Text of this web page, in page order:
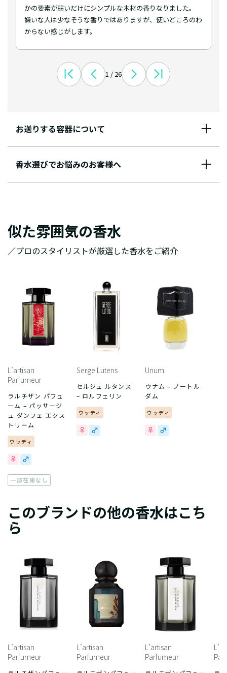
かの要素が弱いだけにシンプルな木材の香りなりました。
嫌いな人は少なそうな香りではありますが、使いどころのわ
からない感じがします。
1 / 26
お送りする容器について
香水選びでお悩みのお客様へ
似た雰囲気の香水
／プロのスタイリストが厳選した香水をご紹介
L’artisan
Parfumeur
ラルチザン パフュ
ーム – パッサージ
ュ ダンフェ エクス
トリーム
ウッディ
一部在庫なし
Serge Lutens
セルジュ ルタンス
– ロルフェリン
ウッディ
Unum
ウナム – ノートル
ダム
ウッディ
このブランドの他の香水はこち
ら
L’artisan
Parfumeur
L’artisan
Parfumeur
L’artisan
Parfumeur